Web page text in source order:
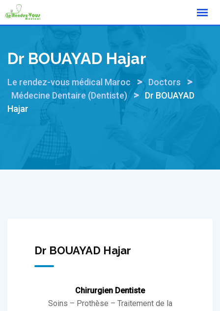
to
Dr BOUAYAD Hajar
Le rendez-vous médical Maroc > Doctors >
Médecine Dentaire (Dentiste) >
Dr BOUAYAD
Hajar
Dr BOUAYAD Hajar
Chirurgien Dentiste
Soins – Prothèse – Traitement de la